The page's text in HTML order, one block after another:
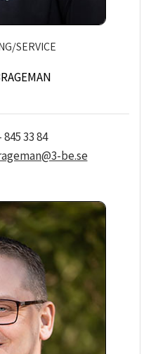
SERVICE
845 33 84
be.se